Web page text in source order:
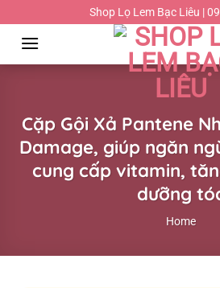
đến
dung
Shop Lọ Lem Bạc Liêu |
Cặp Gội Xả Pantene
Damage, giúp ngăn
cung cấp vitamin,
dưỡng
Home